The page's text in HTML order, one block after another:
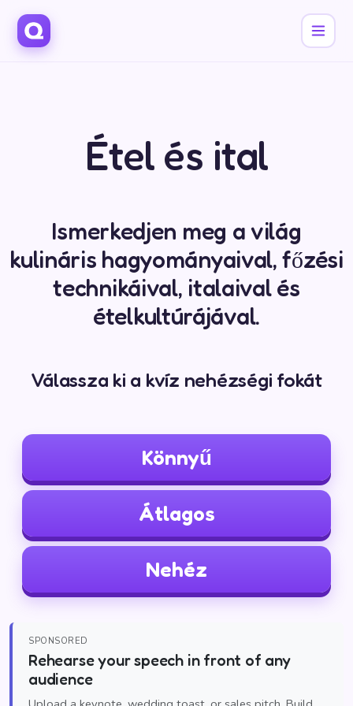
Étel és ital
Ismerkedjen meg a világ
kulináris hagyományaival, főzési
technikáival, italaival és
ételkultúrájával.
Válassza ki a kvíz nehézségi fokát
Könnyű
Átlagos
Nehéz
SPONSORED
Rehearse your speech in front of any
audience